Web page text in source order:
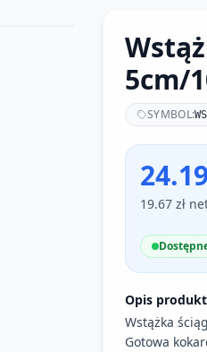
5cm/
SYMBOL:
19.67 zł
Opis
Wstążka
Gotowa